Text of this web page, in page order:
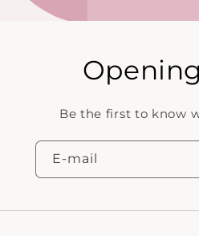
Be the first to know
E‑mail